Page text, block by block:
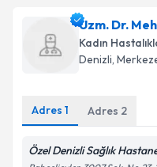
Op. Dr. Gizem
oluşturun. Size bu
takvim
Uzm. Dr.
Kadın
Denizli,
Adres 1 Adres 2
Özel Denizli Sağlık